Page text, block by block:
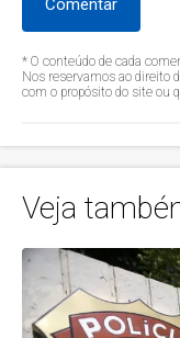
Comentar
* O conteúdo de cada
Nos reservamos ao direito
com o propósito do site ou
Veja